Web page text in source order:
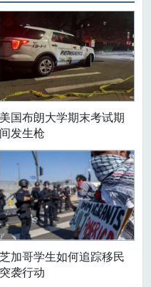
美国布朗大学期末考试期
间发生枪
芝加哥学生如何追踪移民
突袭行动